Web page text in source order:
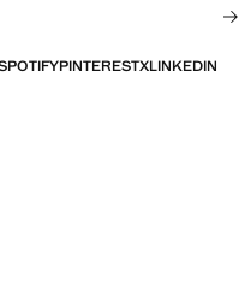
PINTERESTXLINKEDIN